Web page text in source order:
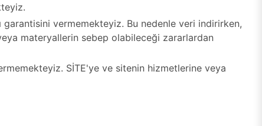
vermemekteyiz. Bu nedenle veri indirirken,
materyallerin sebep olabileceği zararlardan
SİTE'ye ve sitenin hizmetlerine veya